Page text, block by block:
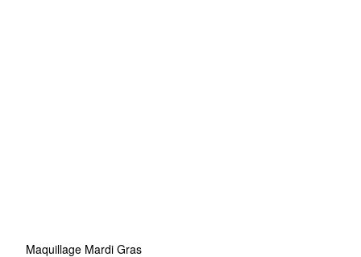
Maquillage Mardi Gras